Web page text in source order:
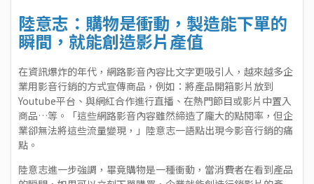
陸意志：購物是衝動，製造能下單的
瞬間，就能創造影片產值
在資訊爆炸的年代，網路影音內容比文字更吸引人，越來越多企
業用影音行銷的方式宣傳商品，例如：將產品開箱影片放到
Youtube平台、與網紅合作進行直播、在熱門節目或影片中置入
商品…等。「這些網路影音內容雖然締造了龐大的點閱率，但企
業卻無法將這些流量變現，」陸意志一語點出現今影音行銷的痛
點。
陸意志進一步強調，畢竟購物是一種衝動，當消費者在看到產品